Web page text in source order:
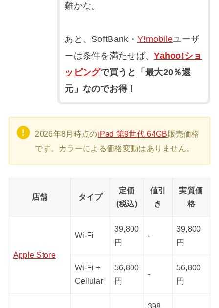
難かな。
あと、SoftBank・ Y!mobileユーザ
ーは条件を満たせば、Yahoo!ショ
ッピングで買うと「最大20％還
元」なのでお得！
2026年8月時点のiPad 第9世代 64GB販売価格
です。カラーによる価格変動はありません。
店舗 タイプ
定価
(税込)
値引
き
実質価
格
Apple Store
Wi-Fi
39,800
円
-
39,800
円
Wi-Fi +
Cellular
56,800
円
-
56,800
円
398